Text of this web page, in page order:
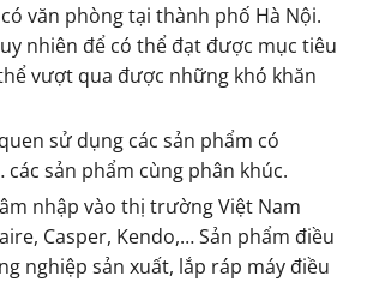
văn phòng tại thành phố Hà Nội.
nhiên để có thể đạt được mục tiêu
vượt qua được những khó khăn
sử dụng các sản phẩm có
các sản phẩm cùng phân khúc.
nhập vào thị trường Việt Nam
Casper, Kendo,… Sản phẩm điều
nghiệp sản xuất, lắp ráp máy điều